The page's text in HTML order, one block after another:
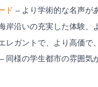
ド – より学術的な名声が
岸沿いの充実した体験、
レガントで、より高価で
– 同様の学生都市の雰囲気